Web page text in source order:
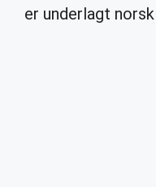
er underlagt